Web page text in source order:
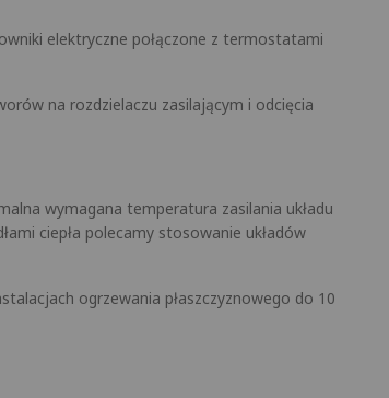
elektryczne połączone z termostatami
na rozdzielaczu zasilającym i odcięcia
wymagana temperatura zasilania układu
ciepła polecamy stosowanie układów
ogrzewania płaszczyznowego do 10